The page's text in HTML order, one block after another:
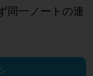
同一ノートの連